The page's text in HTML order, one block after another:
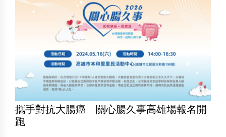
攜手對抗大腸癌 關心腸久事高雄場報名開
跑